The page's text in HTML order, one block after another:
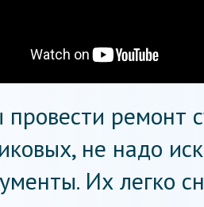
провести ремонт
не надо
Их легко